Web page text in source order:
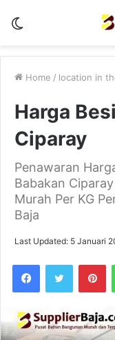
Home / location in
Harga
Ciparay
Penawaran
Babakan
Murah Per KG
Baja
Last Updated: 5 Januari